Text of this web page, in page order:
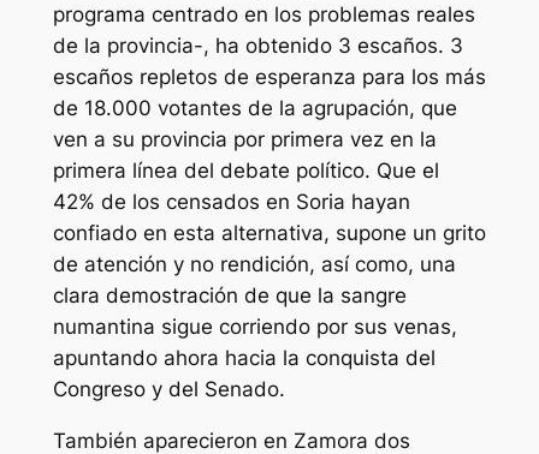
programa centrado en los problemas reales
de la provincia-, ha obtenido 3 escaños. 3
escaños repletos de esperanza para los más
de 18.000 votantes de la agrupación, que
ven a su provincia por primera vez en la
primera línea del debate político. Que el
42% de los censados en Soria hayan
confiado en esta alternativa, supone un grito
de atención y no rendición, así como, una
clara demostración de que la sangre
numantina sigue corriendo por sus venas,
apuntando ahora hacia la conquista del
Congreso y del Senado.
También aparecieron en Zamora dos